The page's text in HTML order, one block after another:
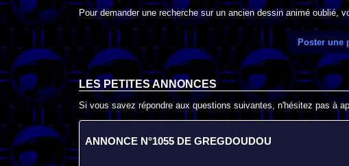
Pour demander une recherche sur un ancien dessin animé oublié,
Poster une
LES PETITES ANNONCES
Si vous savez répondre aux questions suivantes, n'hésitez pas à
ANNONCE N°1055 DE GREGDOUDOU